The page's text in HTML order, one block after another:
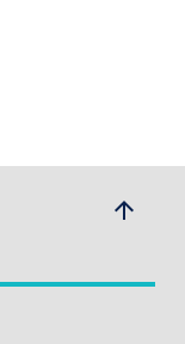
arrow_upwards